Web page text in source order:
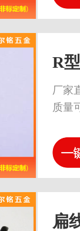
R
厂家
质量
扁